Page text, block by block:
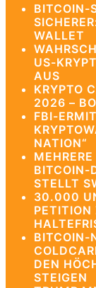
BITCOIN-
WALLET
US-
AUS
KRYPTO
2026 –
FBI-
NATION“
BITCOIN-
STELLT
30.000
PETITION
BITCOIN-
DEN
STEIGEN